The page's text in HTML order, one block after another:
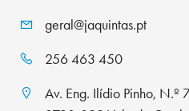
geral@jaquintas.pt
256 463 450
Av. Eng. Ilídio Pinho, N.º